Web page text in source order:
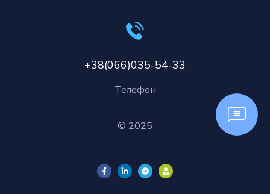
+38(066)035-54-33
Телефон
© 2025